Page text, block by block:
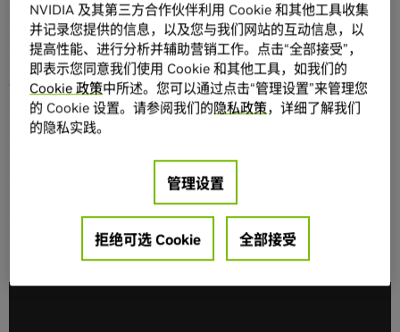
healthcare, with a focus on digital health and medical
imaging, to accelerate AI, visualization, and analytics
solutions and platforms. He advocates for the ubiquitous
adoption and integration of seamless healthcare and
medical imaging workflows into everyday clinical
practice, specializing in turnkey healthcare solutions at
in healthcare IT. Brad has been at the forefront of
interoperability within healthcare ecosystems and has
been deeply involved with the community in building and
implementing standards like DICOM, HL7, FHIR and IHE.
NVIDIA 及其第三方合作伙伴利用 Cookie 和其他工具收集
并记录您提供的信息，以及您与我们网站的互动信息，以
提高性能、进行分析并辅助营销工作。点击“全部接受”，
即表示您同意我们使用 Cookie 和其他工具，如我们的
Cookie 政策中所述。您可以通过点击“管理设置”来管理您
的 Cookie 设置。请参阅我们的隐私政策，详细了解我们
的隐私实践。
管理设置
拒绝可选 Cookie 全部接受